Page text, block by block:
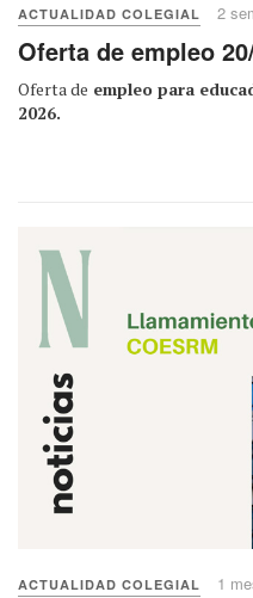
ACTUALIDAD COLEGIAL 2
Oferta de empleo
Oferta de empleo para
2026.
ACTUALIDAD COLEGIAL 1